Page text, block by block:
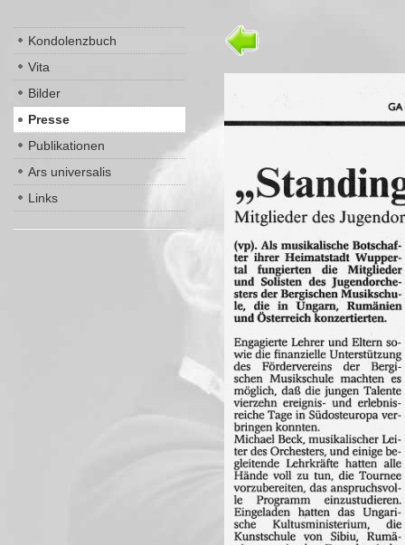
Kondolenzbuch
Vita
Bilder
Presse
Publikationen
Ars universalis
Links